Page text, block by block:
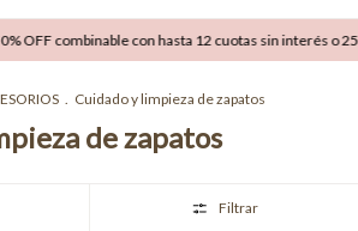
OFF combinable con hasta 12 cuotas sin interés o 25%
. Cuidado y limpieza de zapatos
de zapatos
Filtrar